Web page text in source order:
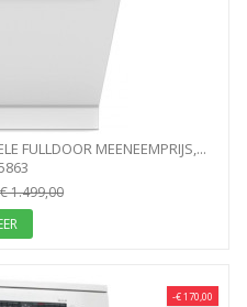
FULLDOOR MEENEEMPRIJS,...
€ 1.499,00
-€ 170,00